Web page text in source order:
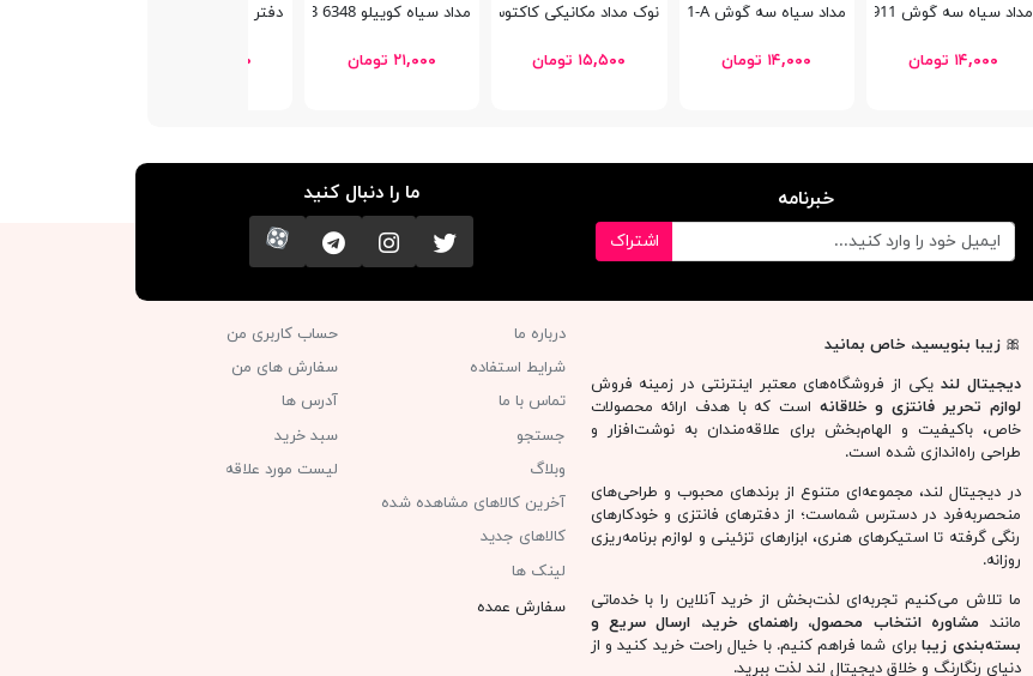
مداد سیاه سه گوش Bertand 20911
۱۴,۰۰۰ تومان
مداد سیاه سه گوش Bertand 19911-A
۱۴,۰۰۰ تومان
نوک مداد مکانیکی کاکتوس Chanss 0.5mm
۱۵,۵۰۰ تومان
مداد سیاه کوییلو 6348 Cartoony 3
۲۱,۰۰۰ تومان
دفتر مشق 80 برگ Vikdi
۸۹,۵۰۰ تومان
خبرنامه
اشتراک
ما را دنبال کنید
تویتر اینستاگرامکانال تلگرام
آپارات
🎀زیبا بنویسید، خاص بمانید
دیجیتال لند یکی از فروشگاه‌های معتبر اینترنتی در زمینه فروش
لوازم تحریر فانتزی و خلاقانه است که با هدف ارائه محصولات
خاص، باکیفیت و الهام‌بخش برای علاقه‌مندان به نوشت‌افزار و
طراحی راه‌اندازی شده است.
در دیجیتال لند، مجموعه‌ای متنوع از برندهای محبوب و طراحی‌های
منحصربه‌فرد در دسترس شماست؛ از دفترهای فانتزی و خودکارهای
رنگی گرفته تا استیکرهای هنری، ابزارهای تزئینی و لوازم برنامه‌ریزی
روزانه.
ما تلاش می‌کنیم تجربه‌ای لذت‌بخش از خرید آنلاین را با خدماتی
مانند مشاوره انتخاب محصول، راهنمای خرید، ارسال سریع و
بسته‌بندی زیبابرای شما فراهم کنیم. با خیال راحت خرید کنید و از
دنیای رنگارنگ و خلاق دیجیتال لند لذت ببرید.
درباره ما
شرایط استفاده
تماس با ما
جستجو
وبلاگ
آخرین کالاهای مشاهده شده
کالاهای جدید
لینک ها
حساب کاربری من
سفارش های من‎
آدرس ها
سبد خرید
لیست مورد علاقه
سفارش عمده